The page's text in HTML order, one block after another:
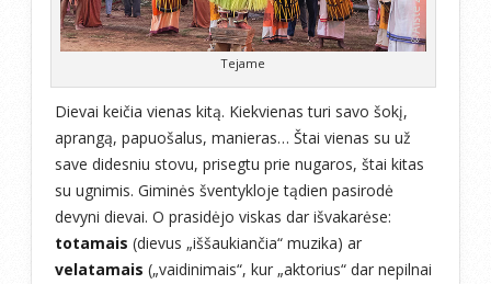
Tejame
Dievai keičia vienas kitą. Kiekvienas turi savo šokį,
aprangą, papuošalus, manieras… Štai vienas su už
save didesniu stovu, prisegtu prie nugaros, štai kitas
su ugnimis. Giminės šventykloje tądien pasirodė
devyni dievai. O prasidėjo viskas dar išvakarėse:
totamais (dievus „iššaukiančia“ muzika) ar
velatamais („vaidinimais“, kur „aktorius“ dar nepilnai